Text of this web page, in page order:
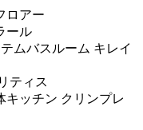
ロアー
ール
ムバスルーム キレイ
ティス
キッチン クリンプレ